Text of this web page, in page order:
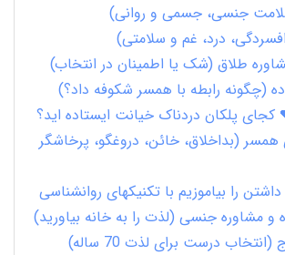
جنسی، جسمی و روانی)
درد، غم و سلامتی)
طلاق (شک یا اطمینان در انتخاب)
(چگونه رابطه با همسر شکوفه داد؟)
پلکان دردناک خیانت ایستاده اید؟
همسر (بداخلاق، خائن، دروغگو، پرخاشگر
را بیاموزیم با تکنیکهای روانشناسی
و مشاوره جنسی (لذت را به خانه بیاورید)
درست برای لذت 70 ساله)